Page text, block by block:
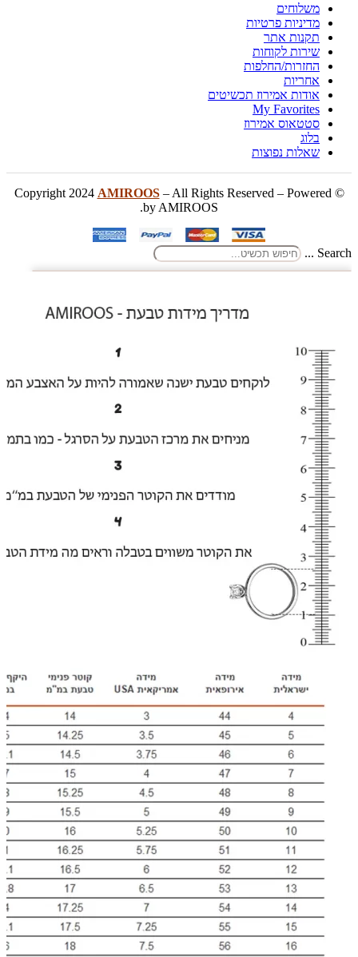
משלוחים
מדיניות פרטיות
תקנות אתר
שירות לקוחות
החזרות/החלפות
אחריות
אודות אמירוז תכשיטים
My Favorites
סטטאוס אמירוז
בלוג
שאלות נפוצות
© Copyright 2024
AMIROOS– All Rights Reserved – Powered
by AMIROOS.
Search ...